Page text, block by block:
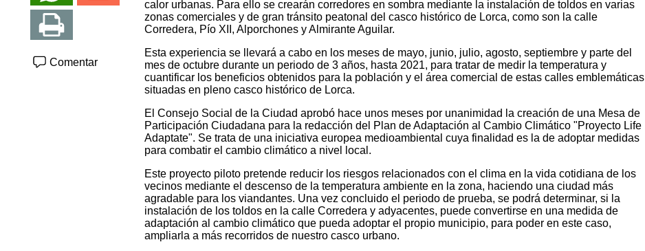
Comentar
calor urbanas. Para ello se crearán corredores en sombra mediante la instalación de toldos en varias
zonas comerciales y de gran tránsito peatonal del casco histórico de Lorca, como son la calle
Corredera, Pío XII, Alporchones y Almirante Aguilar.
Esta experiencia se llevará a cabo en los meses de mayo, junio, julio, agosto, septiembre y parte del
mes de octubre durante un periodo de 3 años, hasta 2021, para tratar de medir la temperatura y
cuantificar los beneficios obtenidos para la población y el área comercial de estas calles emblemáticas
situadas en pleno casco histórico de Lorca.
El Consejo Social de la Ciudad aprobó hace unos meses por unanimidad la creación de una Mesa de
Participación Ciudadana para la redacción del Plan de Adaptación al Cambio Climático "Proyecto Life
Adaptate". Se trata de una iniciativa europea medioambiental cuya finalidad es la de adoptar medidas
para combatir el cambio climático a nivel local.
Este proyecto piloto pretende reducir los riesgos relacionados con el clima en la vida cotidiana de los
vecinos mediante el descenso de la temperatura ambiente en la zona, haciendo una ciudad más
agradable para los viandantes. Una vez concluido el periodo de prueba, se podrá determinar, si la
instalación de los toldos en la calle Corredera y adyacentes, puede convertirse en una medida de
adaptación al cambio climático que pueda adoptar el propio municipio, para poder en este caso,
ampliarla a más recorridos de nuestro casco urbano.